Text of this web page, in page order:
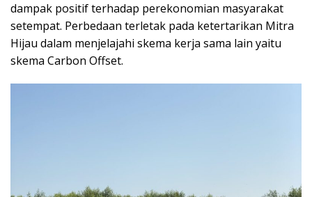
dampak positif terhadap perekonomian masyarakat
setempat. Perbedaan terletak pada ketertarikan Mitra
Hijau dalam menjelajahi skema kerja sama lain yaitu
skema Carbon Offset.